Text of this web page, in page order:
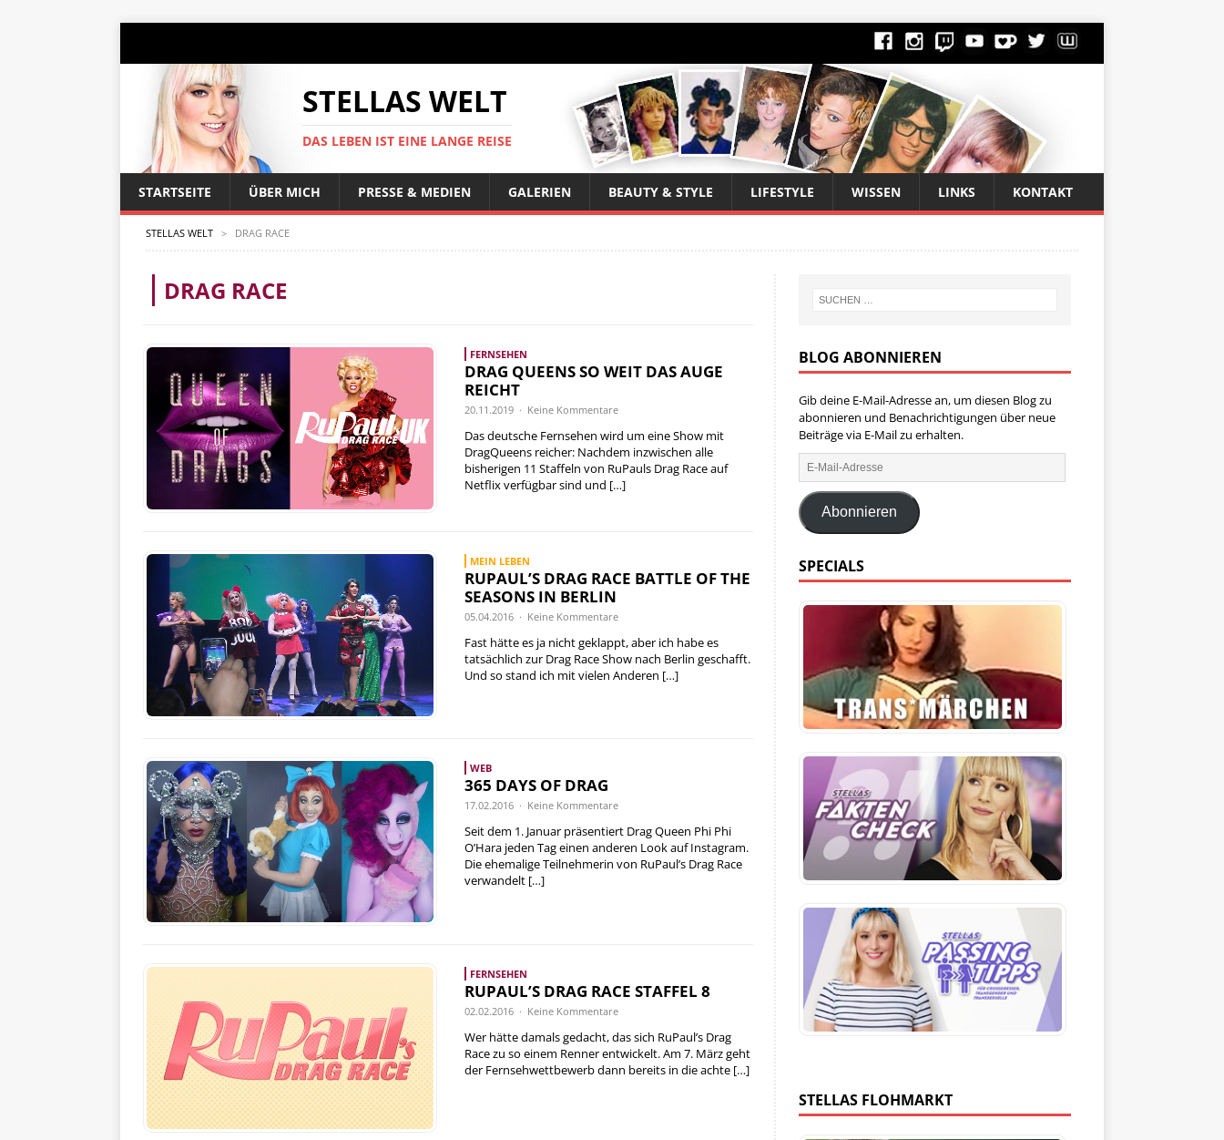
STELLAS WELT
DAS LEBEN IST EINE LANGE REISE
STARTSEITE ÜBER MICH PRESSE & MEDIEN GALERIEN BEAUTY & STYLE LIFESTYLE WISSEN LINKS KONTAKT
STELLAS WELT > DRAG RACE
DRAG RACE
FERNSEHEN
DRAG QUEENS SO WEIT DAS AUGE
REICHT
20.11.2019 · Keine Kommentare
Das deutsche Fernsehen wird um eine Show mit
DragQueens reicher: Nachdem inzwischen alle
bisherigen 11 Staffeln von RuPauls Drag Race auf
Netflix verfügbar sind und […]
MEIN LEBEN
RUPAUL’S DRAG RACE BATTLE OF THE
SEASONS IN BERLIN
05.04.2016 · Keine Kommentare
Fast hätte es ja nicht geklappt, aber ich habe es
tatsächlich zur Drag Race Show nach Berlin geschafft.
Und so stand ich mit vielen Anderen […]
WEB
365 DAYS OF DRAG
17.02.2016 · Keine Kommentare
Seit dem 1. Januar präsentiert Drag Queen Phi Phi
O’Hara jeden Tag einen anderen Look auf Instagram.
Die ehemalige Teilnehmerin von RuPaul’s Drag Race
verwandelt […]
FERNSEHEN
RUPAUL’S DRAG RACE STAFFEL 8
02.02.2016 · Keine Kommentare
Wer hätte damals gedacht, das sich RuPaul’s Drag
Race zu so einem Renner entwickelt. Am 7. März geht
der Fernsehwettbewerb dann bereits in die achte […]
BLOG ABONNIEREN
Gib deine E-Mail-Adresse an, um diesen Blog zu
abonnieren und Benachrichtigungen über neue
Beiträge via E-Mail zu erhalten.
Abonnieren
SPECIALS
STELLAS FLOHMARKT